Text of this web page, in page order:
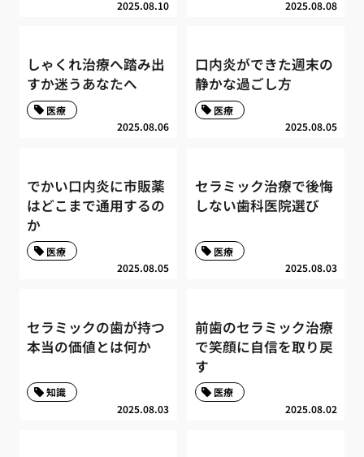
2025.08.10 2025.08.08
しゃくれ治療へ踏み出
すか迷うあなたへ
2025.08.06
医療
口内炎ができた週末の
静かな過ごし方
2025.08.05
医療
でかい口内炎に市販薬
はどこまで通用するの
か
2025.08.05
医療
セラミック治療で後悔
しない歯科医院選び
2025.08.03
医療
セラミックの歯が持つ
本当の価値とは何か
2025.08.03
知識
前歯のセラミック治療
で笑顔に自信を取り戻
す
2025.08.02
医療